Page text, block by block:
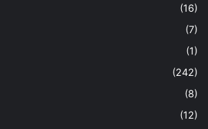
(16)
(7)
(1)
(242)
(8)
(12)